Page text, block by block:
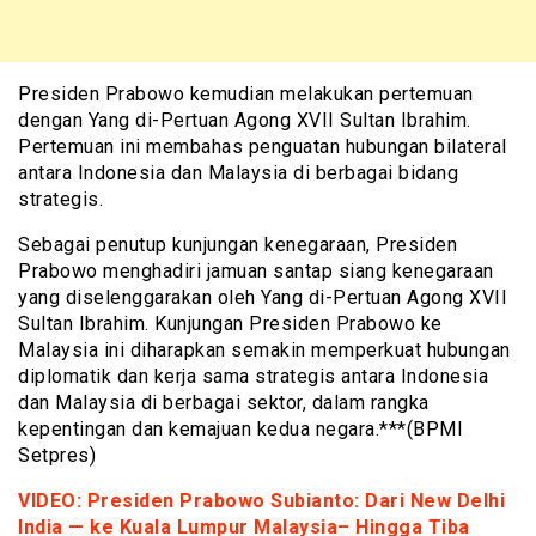
Presiden Prabowo kemudian melakukan pertemuan
dengan Yang di-Pertuan Agong XVII Sultan Ibrahim.
Pertemuan ini membahas penguatan hubungan bilateral
antara Indonesia dan Malaysia di berbagai bidang
strategis.
Sebagai penutup kunjungan kenegaraan, Presiden
Prabowo menghadiri jamuan santap siang kenegaraan
yang diselenggarakan oleh Yang di-Pertuan Agong XVII
Sultan Ibrahim. Kunjungan Presiden Prabowo ke
Malaysia ini diharapkan semakin memperkuat hubungan
diplomatik dan kerja sama strategis antara Indonesia
dan Malaysia di berbagai sektor, dalam rangka
kepentingan dan kemajuan kedua negara.***(BPMI
Setpres)
VIDEO: Presiden Prabowo Subianto: Dari New Delhi
India — ke Kuala Lumpur Malaysia– Hingga Tiba